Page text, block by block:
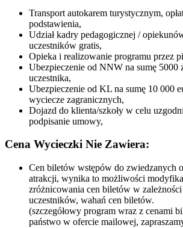
Transport autokarem turystycznym,
podstawienia,
Udział kadry pedagogicznej /
uczestników gratis,
Opieka i realizowanie programu przez
Ubezpieczenie od NNW na sumę 5000
uczestnika,
Ubezpieczenie od KL na sumę 10 000
wyciecze zagranicznych,
Dojazd do klienta/szkoły w celu
podpisanie umowy,
Cena Wycieczki Nie Zawiera:
Cen biletów wstępów do zwiedzanych
atrakcji, wynika to możliwości
zróżnicowania cen biletów w
uczestników, wahań cen biletów.
(szczegółowy program wraz z cenami
państwo w ofercie mailowej,